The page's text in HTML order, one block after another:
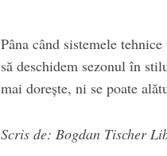
Pâna când sistemele
să deschidem sezonul în
mai dorește, ni se poate
Scris de: Bogdan Tischer